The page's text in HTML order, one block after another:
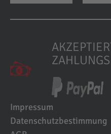
Impressum
Datenschutzbestimmung